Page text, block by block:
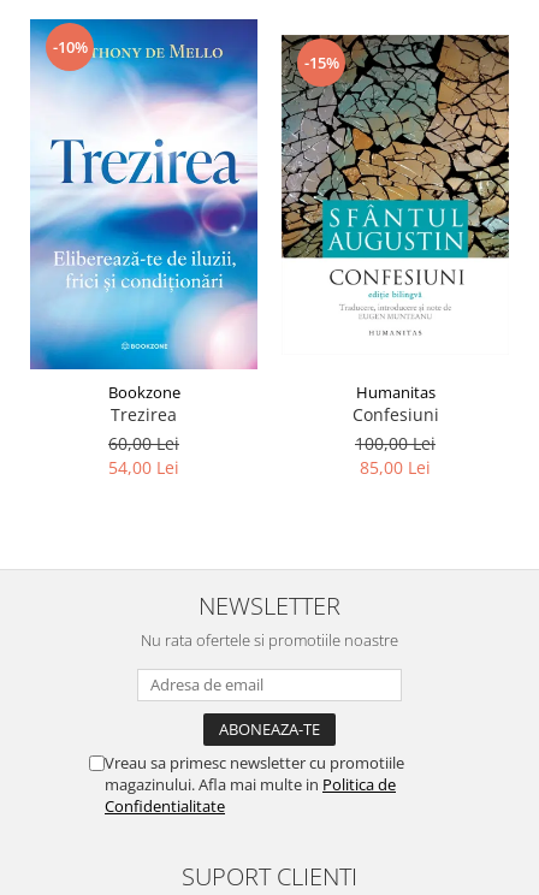
-10%
Bookzone
Trezirea
60,00 Lei
54,00 Lei
-15%
Humanitas
Confesiuni
100,00 Lei
85,00 Lei
NEWSLETTER
Nu rata ofertele si promotiile noastre
Vreau sa primesc newsletter cu promotiile
magazinului. Afla mai multe in Politica de
Confidentialitate
SUPORT CLIENTI